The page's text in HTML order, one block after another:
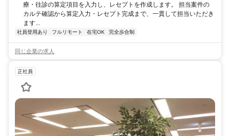
療・往診の算定項目を入力し、レセプトを作成します。 担当案件の
カルテ確認から算定入力・レセプト完成まで、一貫して担当いただき
ます...
社員登用あり フルリモート 在宅OK 完全歩合制
同じ企業の求人
正社員